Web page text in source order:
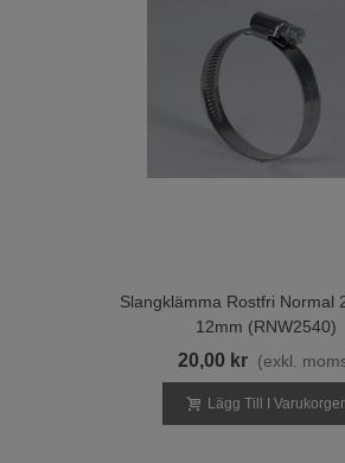
Slangklämma Rostfri Normal
12mm (RNW2540)
20,00 kr (exkl.
Lägg Till I